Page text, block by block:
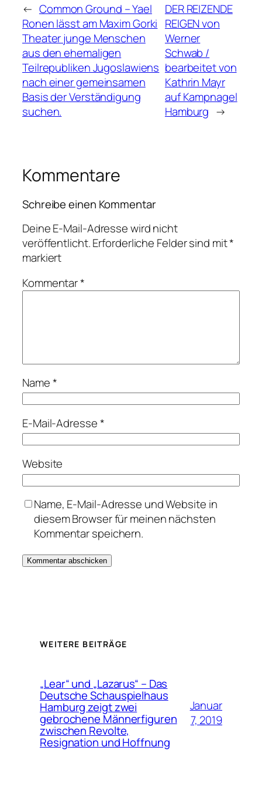
← Common Ground – Yael
Ronen lässt am Maxim Gorki
Theater junge Menschen
aus den ehemaligen
Teilrepubliken Jugoslawiens
nach einer gemeinsamen
Basis der Verständigung
suchen.
DER REIZENDE
REIGEN von
Werner
Schwab /
bearbeitet von
Kathrin Mayr
auf Kampnagel
Hamburg →
Kommentare
Schreibe einen Kommentar
Deine E-Mail-Adresse wird nicht
veröffentlicht.Erforderliche Felder sind mit*
markiert
Kommentar*
Name*
E-Mail-Adresse*
Website
Name, E-Mail-Adresse und Website in
diesem Browser für meinen nächsten
Kommentar speichern.
WEITERE BEITRÄGE
„Lear“ und „Lazarus“ – Das
Deutsche Schauspielhaus
Hamburg zeigt zwei
gebrochene Männerfiguren
zwischen Revolte,
Resignation und Hoffnung
Januar
7, 2019